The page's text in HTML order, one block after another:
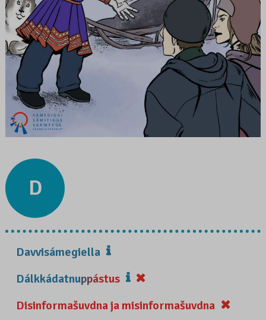
D
Davvisámegiella
Dálkkádatnuppástus
Disinformašuvdna ja misinformašuvdna